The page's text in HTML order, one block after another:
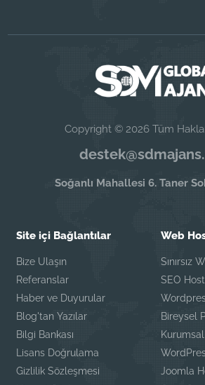
Copyright © 2026 Tüm
Soğanlı Mahallesi 6. Taner
Site içi Bağlantılar
Bize Ulaşın
Referanslar
Haber ve Duyurular
Blog'tan Yazılar
Bilgi Bankası
Lisans Doğrulama
Gizlilik Sözleşmesi
Web
Sınırsız
SEO
Bireysel
Joomla